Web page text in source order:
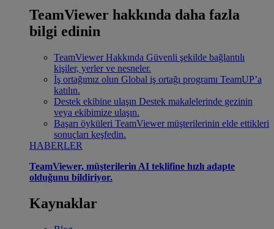
TeamViewer hakkında daha fazla
bilgi edinin
TeamViewer Hakkında Güvenli şekilde bağlantılı
kişiler, yerler ve nesneler.
İş ortağımız olun Global iş ortağı programı TeamUP’a
katılın.
Destek ekibine ulaşın Destek makalelerinde gezinin
veya ekibimize ulaşın.
Başarı öyküleri TeamViewer müşterilerinin elde ettikleri
sonuçları keşfedin.
HABERLER
TeamViewer, müşterilerin AI teklifine hızlı adapte
olduğunu bildiriyor.
Kaynaklar